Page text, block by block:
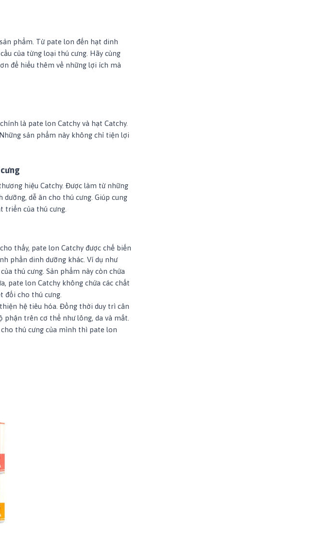
phẩm. Từ pate lon đến hạt dinh
của từng loại thú cưng. Hãy cùng
để hiểu thêm về những lợi ích mà
là pate lon Catchy và hạt Catchy.
sản phẩm này không chỉ tiện lợi
hiệu Catchy. Được làm từ những
dễ ăn cho thú cưng. Giúp cung
triển của thú cưng.
cho thấy, pate lon Catchy được chế biến
phần dinh dưỡng khác. Ví dụ như
thú cưng. Sản phẩm này còn chứa
pate lon Catchy không chứa các chất
đối cho thú cưng.
hệ tiêu hóa. Đồng thời duy trì cân
trên cơ thể như lông, da và mắt.
thú cưng của mình thì pate lon